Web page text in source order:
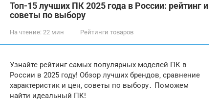
Топ-15 лучших ПК 2025 года в России: рейтинг и
советы по выбору
На чтение: 22 мин Рейтинги товаров
Узнайте рейтинг самых популярных моделей ПК в
России в 2025 году! Обзор лучших брендов‚ сравнение
характеристик и цен‚ советы по выбору․ Поможем
найти идеальный ПК!